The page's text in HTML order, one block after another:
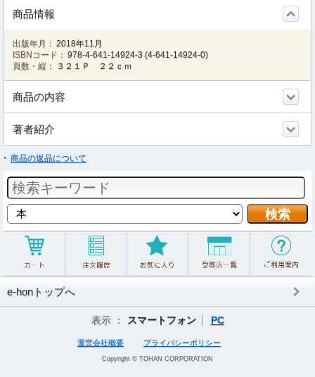
商品情報
出版年月： 2018年11月
ISBNコード： 978-4-641-14924-3 (4-641-14924-0)
頁数・縦：
３２１Ｐ ２２ｃｍ
商品の内容
著者紹介
商品の返品について
e-honトップへ
表示 ： スマートフォン PC
運営会社概要 プライバシーポリシー
Copyright © TOHAN CORPORATION